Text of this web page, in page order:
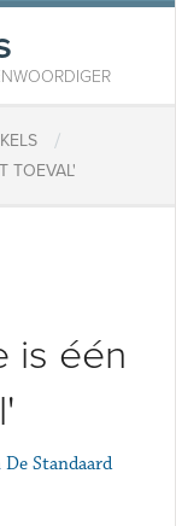
/
TOEVAL'
is één
Standaard